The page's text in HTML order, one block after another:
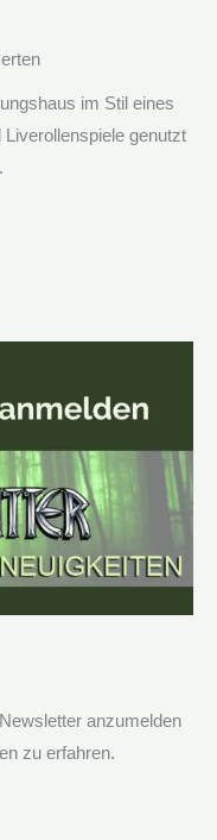
im Stil eines
genutzt
anzumelden
zu erfahren.